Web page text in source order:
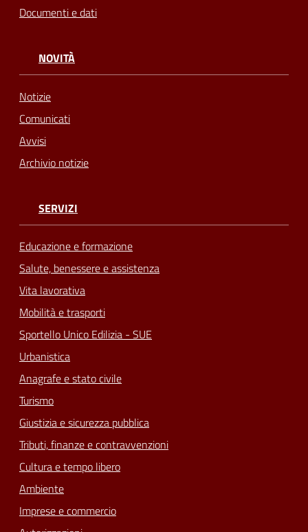
Documenti e dati
NOVITÀ
Notizie
Comunicati
Avvisi
Archivio notizie
SERVIZI
Educazione e formazione
Salute, benessere e assistenza
Vita lavorativa
Mobilità e trasporti
Sportello Unico Edilizia - SUE
Urbanistica
Anagrafe e stato civile
Turismo
Giustizia e sicurezza pubblica
Tributi, finanze e contravvenzioni
Cultura e tempo libero
Ambiente
Imprese e commercio